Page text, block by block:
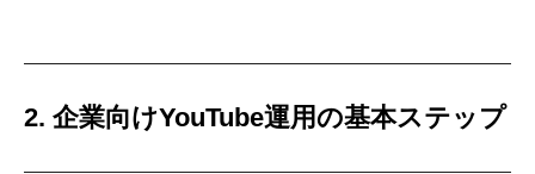
2. 企業向けYouTube運用の基本ステップ